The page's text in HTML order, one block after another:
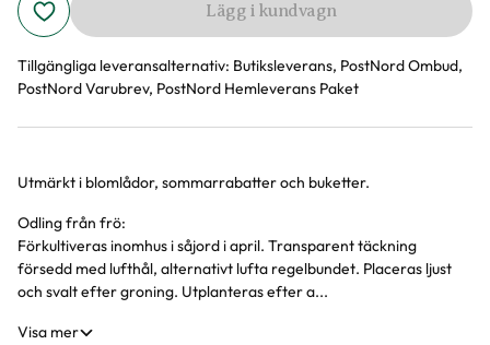
Lägg i kundvagn
Tillgängliga leveransalternativ: Butiksleverans, PostNord Ombud,
PostNord Varubrev, PostNord Hemleverans Paket
Produktinformation
Utmärkt i blomlådor, sommarrabatter och buketter.
Odling från frö:
Förkultiveras inomhus i såjord i april. Transparent täckning
försedd med lufthål, alternativt lufta regelbundet. Placeras ljust
och svalt efter groning. Utplanteras efter a...
Visa mer